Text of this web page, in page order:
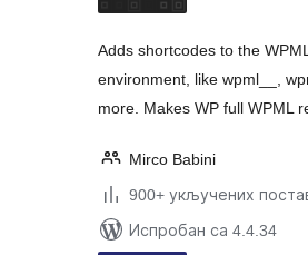
Adds shortcodes to the WPML
environment, like wpml__,
more. Makes WP full WPML
Mirco Babini
900+ укључених
Испробан са 4.4.34